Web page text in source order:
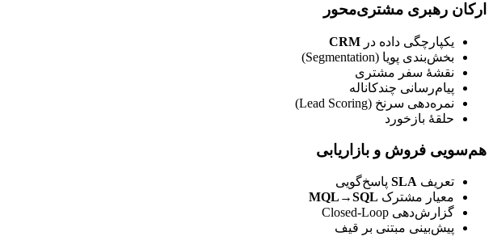
ارکان رهبری مشتری‌محور
یکپارچگی داده در CRM
بخش‌بندی پویا (Segmentation)
نقشهٔ سفر مشتری
پیام‌رسانی چندکاناله
نمره‌دهی سرنخ (Lead Scoring)
حلقهٔ بازخورد
هم‌سویی فروش و بازاریابی
تعریف SLA پاسخ‌گویی
معیار مشترک MQL→SQL
گزارش‌دهی Closed-Loop
پیش‌بینی مبتنی بر قیف